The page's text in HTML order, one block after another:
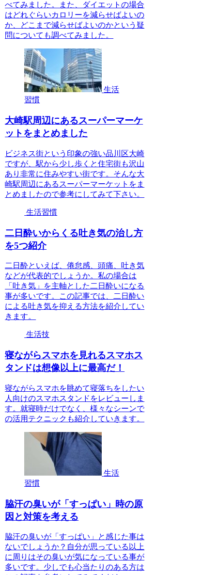
べてみました。また、ダイエットの場合
はどれぐらいカロリーを減らせばよいの
か、どこまで減らせばよいのかという疑
問についても調べてみました。
生活
習慣
大崎駅周辺にあるスーパーマーケ
ットをまとめました
ビジネス街という印象の強い品川区大崎
ですが、駅から少し歩くと住宅街も沢山
あり非常に住みやすい街です。そんな大
崎駅周辺にあるスーパーマーケットをま
とめましたので参考にしてみて下さい。
生活習慣
二日酔いからくる吐き気の治し方
を5つ紹介
二日酔といえば、倦怠感、頭痛、吐き気
などが代表的でしょうか。私の場合は
「吐き気」を主軸とした二日酔いになる
事が多いです。この記事では、二日酔い
による吐き気を抑える方法を紹介してい
きます。
生活技
寝ながらスマホを見れるスマホス
タンドは想像以上に最高だ！
寝ながらスマホを眺めて寝落ちをしたい
人向けのスマホスタンドをレビューしま
す。就寝時だけでなく、様々なシーンで
の活用テクニックも紹介していきます。
生活
習慣
脇汗の臭いが「すっぱい」時の原
因と対策を考える
脇汗の臭いが「すっぱい」と感じた事は
ないでしょうか？自分が思っている以上
に周りはその臭いが気になっている事が
多いです。少しでも心当たりのある方は